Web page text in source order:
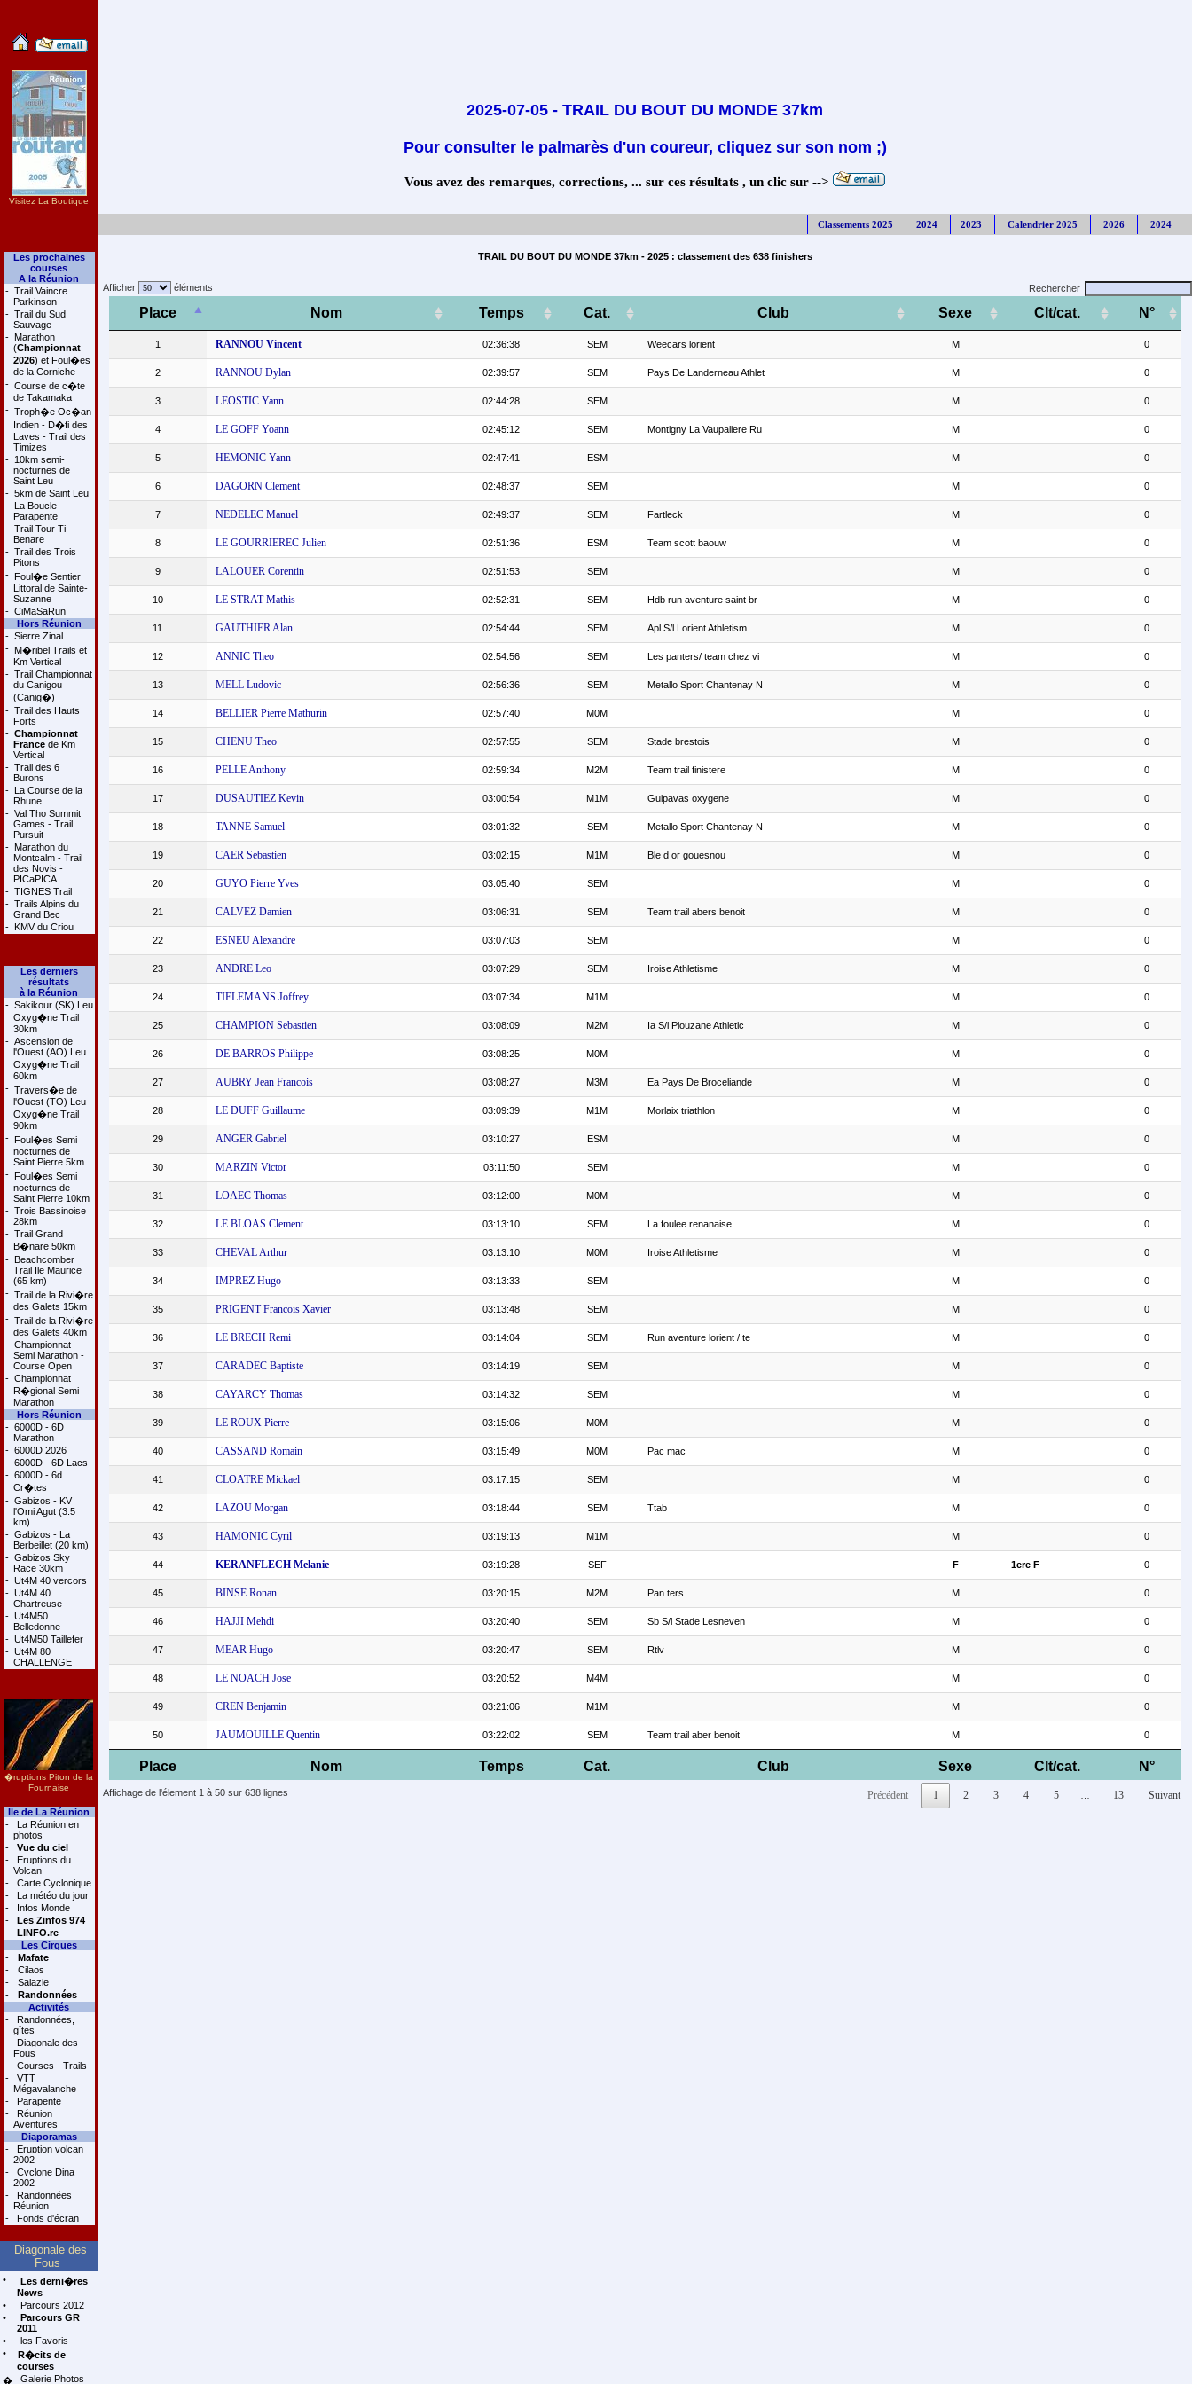
Visitez La Boutique
Les prochaines
courses
A la Réunion
- Trail Vaincre
Parkinson
- Trail du Sud
Sauvage
- Marathon
(Championnat
2026) et Foul�es
de la Corniche
- Course de c�te
de Takamaka
- Troph�e Oc�an
Indien - D�fi des
Laves - Trail des
Timizes
- 10km semi-
nocturnes de
Saint Leu
- 5km de Saint Leu
- La Boucle
Parapente
- Trail Tour Ti
Benare
- Trail des Trois
Pitons
- Foul�e Sentier
Littoral de Sainte-
Suzanne
- CiMaSaRun
Hors Réunion
- Sierre Zinal
- M�ribel Trails et
Km Vertical
- Trail Championnat
du Canigou
(Canig�)
- Trail des Hauts
Forts
- Championnat
Francede Km
Vertical
- Trail des 6
Burons
- La Course de la
Rhune
- Val Tho Summit
Games - Trail
Pursuit
- Marathon du
Montcalm - Trail
des Novis -
PICaPICA
- TIGNES Trail
- Trails Alpins du
Grand Bec
- KMV du Criou
Les derniers
résultats
à la Réunion
- Sakikour (SK) Leu
Oxyg�ne Trail
30km
- Ascension de
l'Ouest (AO) Leu
Oxyg�ne Trail
60km
- Travers�e de
l'Ouest (TO) Leu
Oxyg�ne Trail
90km
- Foul�es Semi
nocturnes de
Saint Pierre 5km
- Foul�es Semi
nocturnes de
Saint Pierre 10km
- Trois Bassinoise
28km
- Trail Grand
B�nare 50km
- Beachcomber
Trail Ile Maurice
(65 km)
- Trail de la Rivi�re
des Galets 15km
- Trail de la Rivi�re
des Galets 40km
- Championnat
Semi Marathon -
Course Open
- Championnat
R�gional Semi
Marathon
Hors Réunion
- 6000D - 6D
Marathon
- 6000D 2026
- 6000D - 6D Lacs
- 6000D - 6d
Cr�tes
- Gabizos - KV
l'Omi Agut (3.5
km)
- Gabizos - La
Berbeillet (20 km)
- Gabizos Sky
Race 30km
- Ut4M 40 vercors
- Ut4M 40
Chartreuse
- Ut4M50
Belledonne
- Ut4M50 Taillefer
- Ut4M 80
CHALLENGE
�ruptions Piton de la
Fournaise
Ile de La Réunion
-
La Réunion en
photos
-
Vue du ciel
-
Eruptions du
Volcan
-
Carte Cyclonique
-
La météo du jour
-
Infos Monde
-
Les Zinfos 974
-
LINFO.re
Les Cirques
-
Mafate
-
Cilaos
-
Salazie
-
Randonnées
Activités
-
Randonnées,
gîtes
-
Diagonale des
Fous
-
Courses - Trails
-
VTT
Mégavalanche
-
Parapente
-
Réunion
Aventures
Diaporamas
-
Eruption volcan
2002
-
Cyclone Dina
2002
-
Randonnées
Réunion
-
Fonds d'écran
Diagonale des
Fous
•
Les derni�res
News
•
Parcours 2012
•
Parcours GR
2011
•
les Favoris
•
R�cits de
courses
�
Galerie Photos
2025-07-05 - TRAIL DU BOUT DU MONDE 37km
Pour consulter le palmarès d'un coureur, cliquez sur son nom ;)
Vous avez des remarques, corrections, ... sur ces résultats , un clic sur -->
Classements 2025 2024 2023 Calendrier 2025 2026 2024
TRAIL DU BOUT DU MONDE 37km - 2025 : classement des 638 finishers
Afficher éléments Rechercher
Place Nom Temps Cat. Club Sexe Clt/cat. N°
Place Nom Temps Cat. Club Sexe Clt/cat. N°
1 RANNOU Vincent 02:36:38 SEM Weecars lorient M 0
2 RANNOU Dylan 02:39:57 SEM Pays De Landerneau Athlet M 0
3 LEOSTIC Yann 02:44:28 SEM M 0
4 LE GOFF Yoann 02:45:12 SEM Montigny La Vaupaliere Ru M 0
5 HEMONIC Yann 02:47:41 ESM M 0
6 DAGORN Clement 02:48:37 SEM M 0
7 NEDELEC Manuel 02:49:37 SEM Fartleck M 0
8 LE GOURRIEREC Julien 02:51:36 ESM Team scott baouw M 0
9 LALOUER Corentin 02:51:53 SEM M 0
10 LE STRAT Mathis 02:52:31 SEM Hdb run aventure saint br M 0
11 GAUTHIER Alan 02:54:44 SEM Apl S/l Lorient Athletism M 0
12 ANNIC Theo 02:54:56 SEM Les panters/ team chez vi M 0
13 MELL Ludovic 02:56:36 SEM Metallo Sport Chantenay N M 0
14 BELLIER Pierre Mathurin 02:57:40 M0M M 0
15 CHENU Theo 02:57:55 SEM Stade brestois M 0
16 PELLE Anthony 02:59:34 M2M Team trail finistere M 0
17 DUSAUTIEZ Kevin 03:00:54 M1M Guipavas oxygene M 0
18 TANNE Samuel 03:01:32 SEM Metallo Sport Chantenay N M 0
19 CAER Sebastien 03:02:15 M1M Ble d or gouesnou M 0
20 GUYO Pierre Yves 03:05:40 SEM M 0
21 CALVEZ Damien 03:06:31 SEM Team trail abers benoit M 0
22 ESNEU Alexandre 03:07:03 SEM M 0
23 ANDRE Leo 03:07:29 SEM Iroise Athletisme M 0
24 TIELEMANS Joffrey 03:07:34 M1M M 0
25 CHAMPION Sebastien 03:08:09 M2M Ia S/l Plouzane Athletic M 0
26 DE BARROS Philippe 03:08:25 M0M M 0
27 AUBRY Jean Francois 03:08:27 M3M Ea Pays De Broceliande M 0
28 LE DUFF Guillaume 03:09:39 M1M Morlaix triathlon M 0
29 ANGER Gabriel 03:10:27 ESM M 0
30 MARZIN Victor 03:11:50 SEM M 0
31 LOAEC Thomas 03:12:00 M0M M 0
32 LE BLOAS Clement 03:13:10 SEM La foulee renanaise M 0
33 CHEVAL Arthur 03:13:10 M0M Iroise Athletisme M 0
34 IMPREZ Hugo 03:13:33 SEM M 0
35 PRIGENT Francois Xavier 03:13:48 SEM M 0
36 LE BRECH Remi 03:14:04 SEM Run aventure lorient / te M 0
37 CARADEC Baptiste 03:14:19 SEM M 0
38 CAYARCY Thomas 03:14:32 SEM M 0
39 LE ROUX Pierre 03:15:06 M0M M 0
40 CASSAND Romain 03:15:49 M0M Pac mac M 0
41 CLOATRE Mickael 03:17:15 SEM M 0
42 LAZOU Morgan 03:18:44 SEM Ttab M 0
43 HAMONIC Cyril 03:19:13 M1M M 0
44 KERANFLECH Melanie 03:19:28 SEF F 1ere F 0
45 BINSE Ronan 03:20:15 M2M Pan ters M 0
46 HAJJI Mehdi 03:20:40 SEM Sb S/l Stade Lesneven M 0
47 MEAR Hugo 03:20:47 SEM Rtlv M 0
48 LE NOACH Jose 03:20:52 M4M M 0
49 CREN Benjamin 03:21:06 M1M M 0
50 JAUMOUILLE Quentin 03:22:02 SEM Team trail aber benoit M 0
Affichage de l'élement 1 à 50 sur 638 lignes Précédent 1 2 3 4 5 13 Suivant